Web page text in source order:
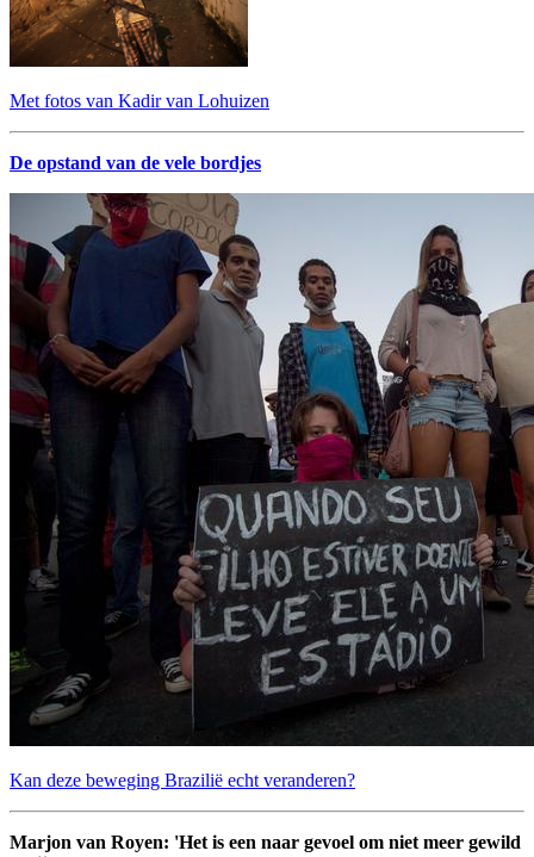
Met fotos van Kadir van Lohuizen
De opstand van de vele bordjes
Kan deze beweging Brazilië echt veranderen?
Marjon van Royen: 'Het is een naar gevoel om niet meer gewild